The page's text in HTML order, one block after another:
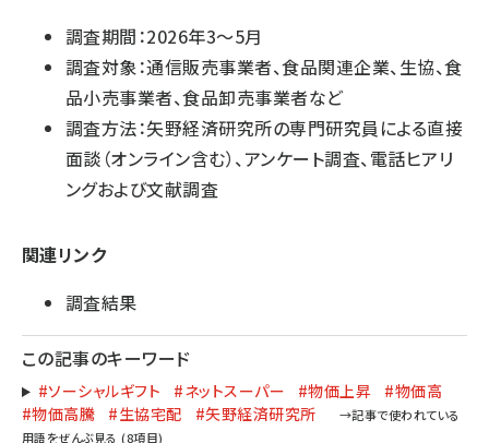
調査期間：2026年3～5月
調査対象：通信販売事業者、食品関連企業、生協、食
品小売事業者、食品卸売事業者など
調査方法：矢野経済研究所の専門研究員による直接
面談（オンライン含む）、アンケート調査、電話ヒアリ
ングおよび文献調査
関連リンク
調査結果
この記事のキーワード
#ソーシャルギフト #ネットスーパー #物価上昇
#物価高
#物価高騰
#生協宅配 #矢野経済研究所